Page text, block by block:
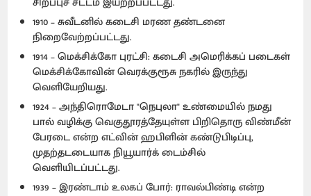
1910 – சுவீடனில் கடைசி மரண தண்டனை
நிறைவேற்றப்பட்டது.
1914 – மெக்சிக்கோ புரட்சி: கடைசி அமெரிக்கப் படைகள்
மெக்சிக்கோவின் வெரக்குரூசு நகரில் இருந்து
வெளியேறியது.
1924 – அந்திரொமேடா "நெபுலா" உண்மையில் நமது
பால் வழிக்கு வெகுதூரத்தேயுள்ள பிறிதொரு விண்மீன்
பேரடை என்ற எட்வின் ஹபிளின் கண்டுபிடிப்பு,
முதற்தடடையாக நியூயார்க் டைம்சில்
வெளியிடப்பட்டது.
1939 – இரண்டாம் உலகப் போர்: ராவல்பிண்டி என்ற